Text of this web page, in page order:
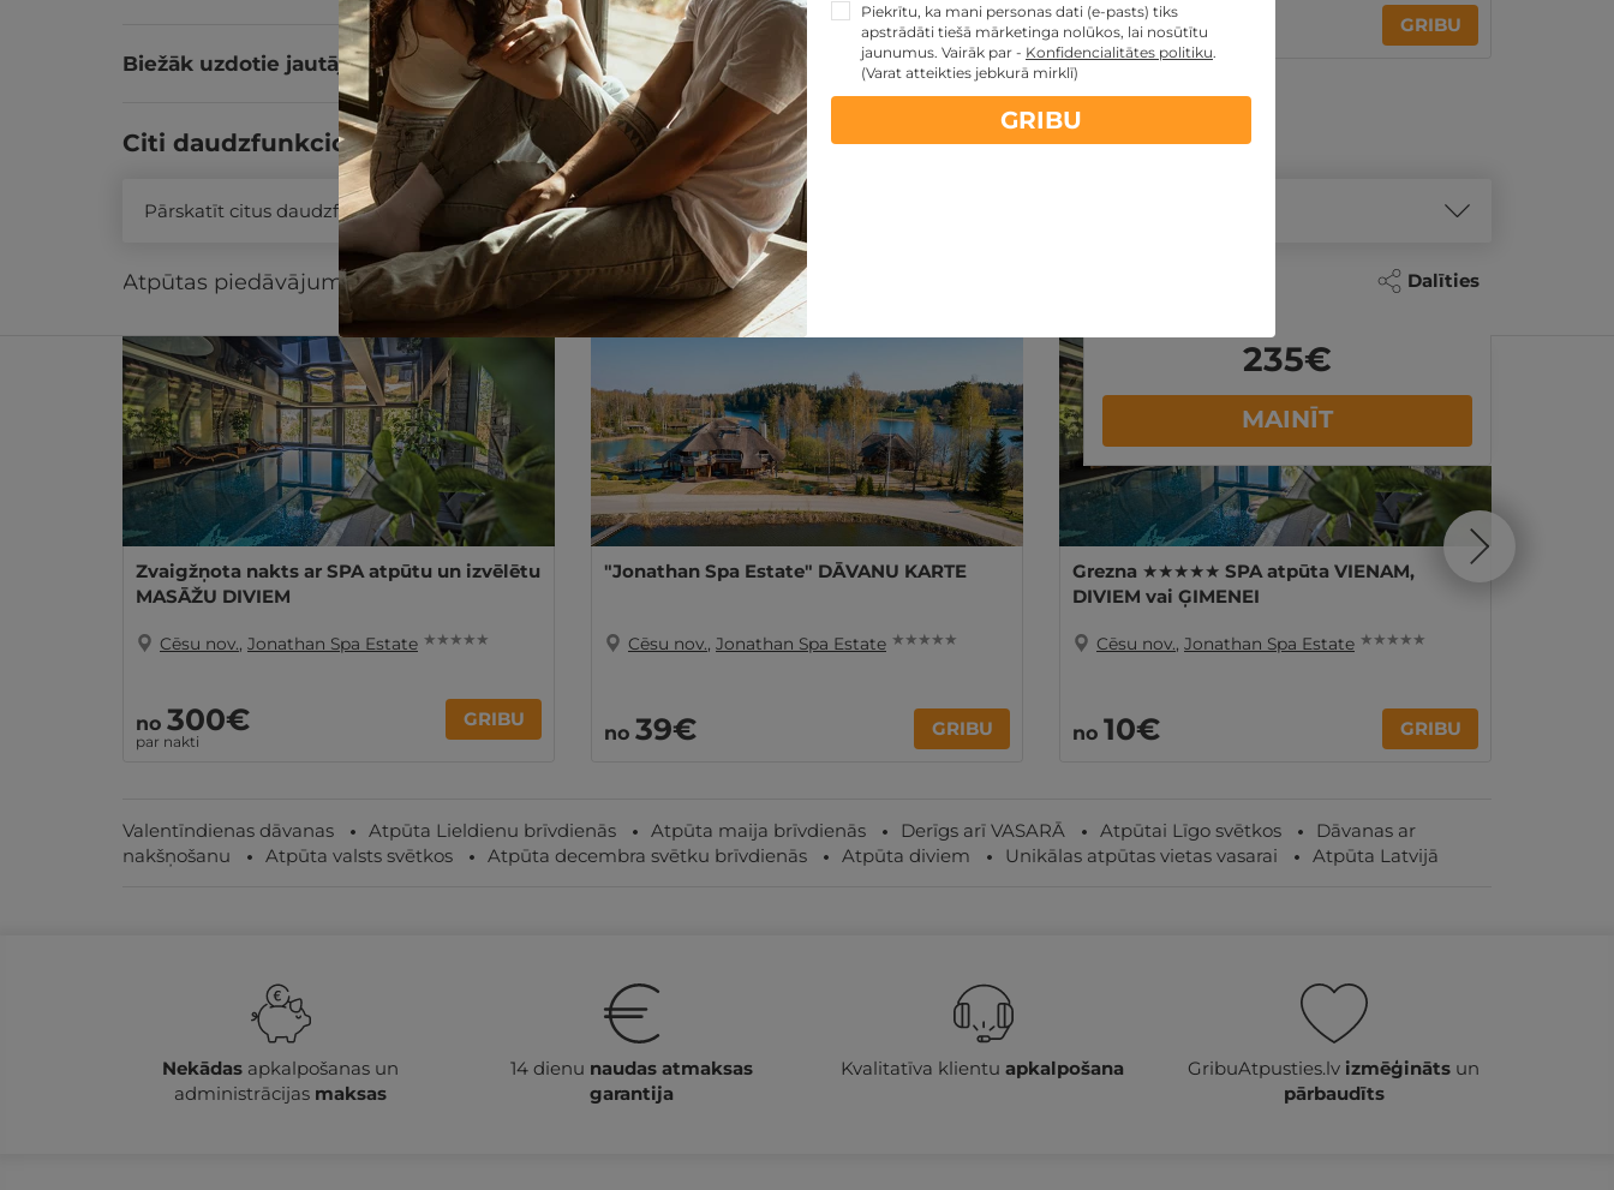
Biežāk uzdotie jautājumi
Atpūtas piedāvājums Apraksts Kontakti Noteikumi Dalīties
235€
MAINĪT
no 10€ GRIBU
Citi daudzfunkcionālās dāvanu kartes piedāvājumi:
Pārskatīt citus daudzfunkcionālās dāvanu kartes TOP piedāvājumus
Līdzīgi atpūtas piedāvājumi
Zvaigžņota nakts ar SPA atpūtu un izvēlētu
MASĀŽU DIVIEM
Cēsu nov., Jonathan Spa Estate ★ ★ ★ ★ ★
no 300€
par nakti
GRIBU
"Jonathan Spa Estate" DĀVANU KARTE
Cēsu nov., Jonathan Spa Estate ★ ★ ★ ★ ★
no 39€ GRIBU
Grezna ★★★★★ SPA atpūta VIENAM,
DIVIEM vai ĢIMENEI
Cēsu nov., Jonathan Spa Estate ★ ★ ★ ★ ★
no 10€ GRIBU
Valentīndienas dāvanas Atpūta Lieldienu brīvdienās Atpūta maija brīvdienās Derīgs arī VASARĀ Atpūtai Līgo svētkos
Dāvanas ar
nakšņošanu
Atpūta valsts svētkos Atpūta decembra svētku brīvdienās Atpūta diviem Unikālas atpūtas vietas vasarai Atpūta Latvijā
Nekādasapkalpošanas un
administrācijas maksas
14 dienu naudas atmaksas
garantija
Kvalitatīva klientuapkalpošana GribuAtpusties.lv izmēģināts un
pārbaudīts
Piekrītu, ka mani personas dati (e-pasts) tiks
apstrādāti tiešā mārketinga nolūkos, lai nosūtītu
jaunumus. Vairāk par - Konfidencialitātes politiku.
(Varat atteikties jebkurā mirklī)
GRIBU